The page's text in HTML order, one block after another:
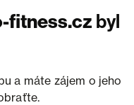
fitness.cz byl
a máte zájem o jeho